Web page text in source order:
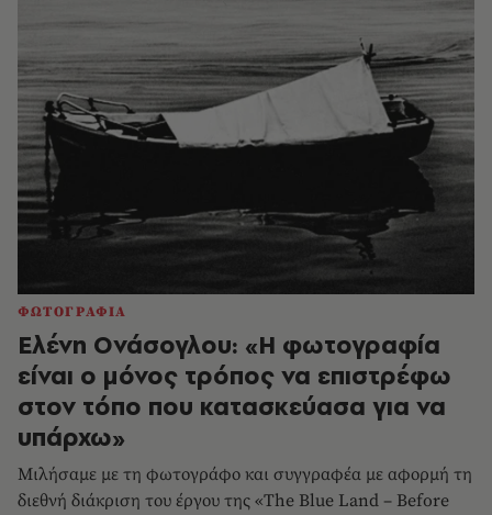
ΦΩΤΟΓΡΑΦΙΑ
Ελένη Ονάσογλου: «Η φωτογραφία
είναι ο μόνος τρόπος να επιστρέφω
στον τόπο που κατασκεύασα για να
υπάρχω»
Μιλήσαμε με τη φωτογράφο και συγγραφέα με αφορμή τη
διεθνή διάκριση του έργου της «The Blue Land – Before